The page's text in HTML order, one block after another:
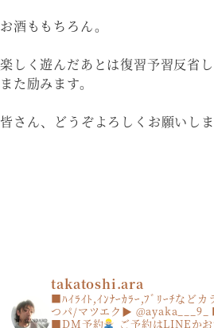
お酒ももちろん。
楽しく遊んだあとは復習予習反省
また励みます。
皆さん、どうぞよろしくお願いしま
takatoshi.ara
■ﾊｲﾗｲﾄ,ｲﾝﾅｰｶﾗｰ,ﾌﾞﾘｰﾁなどカ
つパ/マツエク▶︎ @ayaka___9_
■DM予約
ご予約はLINEか